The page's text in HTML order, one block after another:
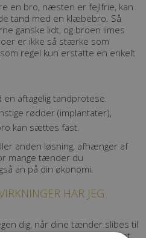
en bro, næsten er fejlfrie, kan
tand med en klæbebro. Så
ganske lidt, og broen limes
er ikke så stærke som
regel kun erstatte en enkelt
aftagelig tandprotese.
rødder (implantater),
kan sættes fast.
anden løsning, afhænger af
mange tænder du
an på din økonomi.
HAR JEG
dig, når dine tænder slibes til
som regel ikke mærke noget,